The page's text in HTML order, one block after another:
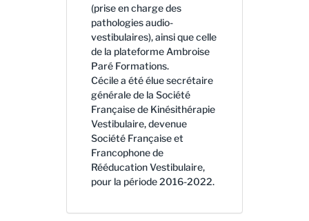
(prise en charge des
pathologies audio-
vestibulaires), ainsi que celle
de la plateforme Ambroise
Paré Formations.
Cécile a été élue secrétaire
générale de la Société
Française de Kinésithérapie
Vestibulaire, devenue
Société Française et
Francophone de
Rééducation Vestibulaire,
pour la période 2016-2022.